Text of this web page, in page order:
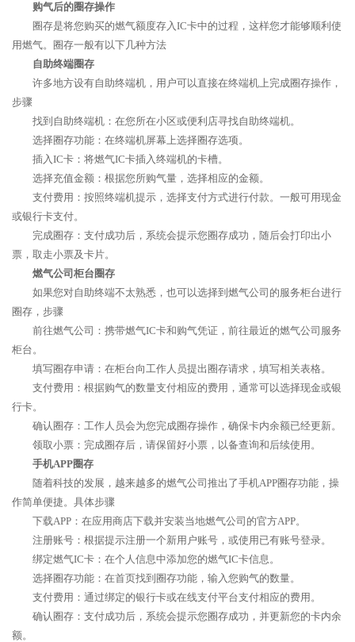
购气后的圈存操作
圈存是将您购买的燃气额度存入IC卡中的过程，这样您才能够顺利使
用燃气。圈存一般有以下几种方法
自助终端圈存
许多地方设有自助终端机，用户可以直接在终端机上完成圈存操作，
步骤
找到自助终端机：在您所在小区或便利店寻找自助终端机。
选择圈存功能：在终端机屏幕上选择圈存选项。
插入IC卡：将燃气IC卡插入终端机的卡槽。
选择充值金额：根据您所购气量，选择相应的金额。
支付费用：按照终端机提示，选择支付方式进行付款。一般可用现金
或银行卡支付。
完成圈存：支付成功后，系统会提示您圈存成功，随后会打印出小
票，取走小票及卡片。
燃气公司柜台圈存
如果您对自助终端不太熟悉，也可以选择到燃气公司的服务柜台进行
圈存，步骤
前往燃气公司：携带燃气IC卡和购气凭证，前往最近的燃气公司服务
柜台。
填写圈存申请：在柜台向工作人员提出圈存请求，填写相关表格。
支付费用：根据购气的数量支付相应的费用，通常可以选择现金或银
行卡。
确认圈存：工作人员会为您完成圈存操作，确保卡内余额已经更新。
领取小票：完成圈存后，请保留好小票，以备查询和后续使用。
手机APP圈存
随着科技的发展，越来越多的燃气公司推出了手机APP圈存功能，操
作简单便捷。具体步骤
下载APP：在应用商店下载并安装当地燃气公司的官方APP。
注册账号：根据提示注册一个新用户账号，或使用已有账号登录。
绑定燃气IC卡：在个人信息中添加您的燃气IC卡信息。
选择圈存功能：在首页找到圈存功能，输入您购气的数量。
支付费用：通过绑定的银行卡或在线支付平台支付相应的费用。
确认圈存：支付成功后，系统会提示您圈存成功，并更新您的卡内余
额。